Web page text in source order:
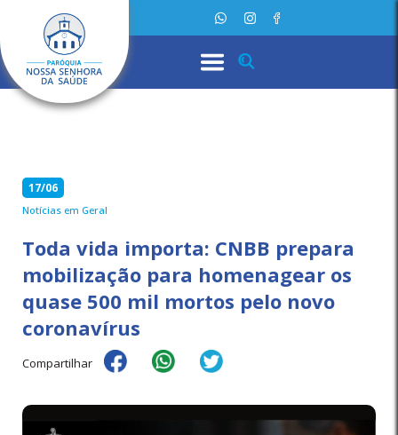
17/06
Notícias em Geral
Toda vida importa: CNBB prepara
mobilização para homenagear os
quase 500 mil mortos pelo novo
coronavírus
Compartilhar